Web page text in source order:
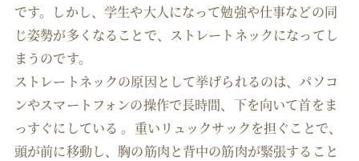
です。しかし、学生や大人になって勉強や仕事などの同
じ姿勢が多くなることで、ストレートネックになってし
まうのです。
ストレートネックの原因として挙げられるのは、パソコ
ンやスマートフォンの操作で長時間、下を向いて首をま
っすぐにしている 。重いリュックサックを担ぐことで、
頭が前に移動し、胸の筋肉と背中の筋肉が緊張すること